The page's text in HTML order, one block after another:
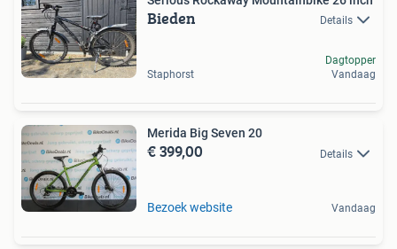
Bieden Details
Staphorst
Dagtopper
Vandaag
Merida Big Seven 20
€ 399,00 Details
Bezoek website Vandaag